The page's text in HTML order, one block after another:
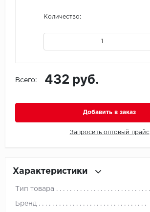
Количество:
Всего: 432 руб.
Добавить в заказ
Запросить оптовый прайс
Характеристики
Тип товара
Бренд